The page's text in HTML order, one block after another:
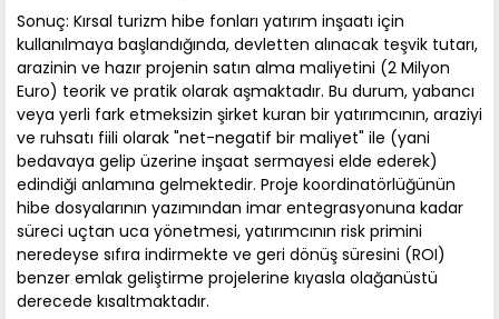
Sonuç: Kırsal turizm hibe fonları yatırım inşaatı için
kullanılmaya başlandığında, devletten alınacak teşvik tutarı,
arazinin ve hazır projenin satın alma maliyetini (2 Milyon
Euro) teorik ve pratik olarak aşmaktadır. Bu durum, yabancı
veya yerli fark etmeksizin şirket kuran bir yatırımcının, araziyi
ve ruhsatı fiili olarak "net-negatif bir maliyet" ile (yani
bedavaya gelip üzerine inşaat sermayesi elde ederek)
edindiği anlamına gelmektedir. Proje koordinatörlüğünün
hibe dosyalarının yazımından imar entegrasyonuna kadar
süreci uçtan uca yönetmesi, yatırımcının risk primini
neredeyse sıfıra indirmekte ve geri dönüş süresini (ROI)
benzer emlak geliştirme projelerine kıyasla olağanüstü
derecede kısaltmaktadır.